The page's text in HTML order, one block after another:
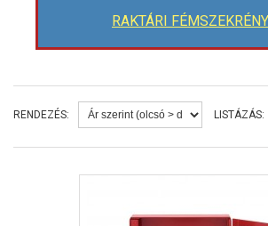
RAKTÁRI
RENDEZÉS: LISTÁZÁS: